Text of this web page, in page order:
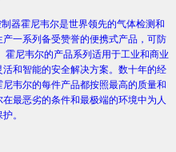
器霍尼韦尔是世界领先的气体检测和
一系列备受赞誉的便携式产品，可防
霍尼韦尔的产品系列适用于工业和商业
和智能的安全解决方案。数十年的经
韦尔的每件产品都按照最高的质量和
最恶劣的条件和最极端的环境中为人
。